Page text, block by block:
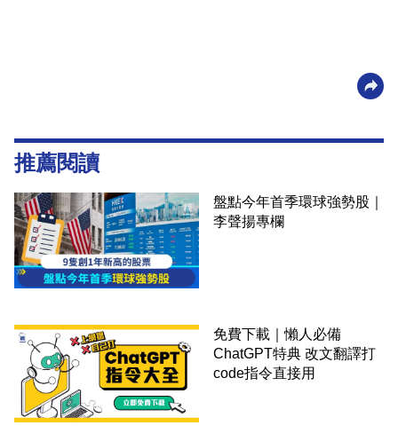
推薦閱讀
盤點今年首季環球強勢股｜
李聲揚專欄
免費下載｜懶人必備
ChatGPT特典 改文翻譯打
code指令直接用